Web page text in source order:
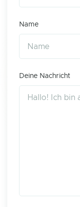
Name
Deine Nachricht